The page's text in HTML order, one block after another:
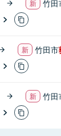
竹田
竹田市
竹田